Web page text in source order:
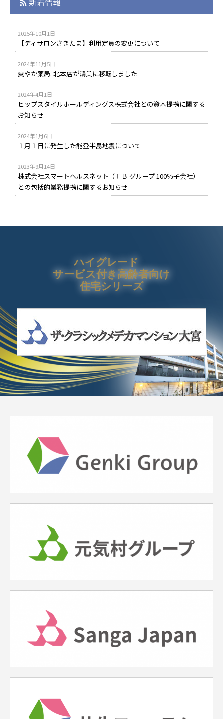
新着情報
【ディサロンさきたま】利用定員の変更について
2025年10月1日
爽やか薬局. 北本店が鴻巣に移転しました
2024年11月5日
ヒップスタイルホールディングス株式会社との資本提携に関する
お知らせ
2024年4月1日
１月１日に発生した能登半島地震について
2024年1月6日
株式会社スマートヘルスネット（ＴＢ グループ 100％子会社）
との包括的業務提携に関するお知らせ
2023年9月14日
ハイグレード
サービス付き高齢者向け
住宅シリーズ